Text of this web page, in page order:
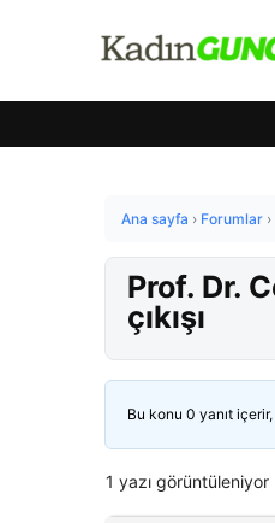
Ana sayfa › Forumlar ›
Prof. Dr.
çıkışı
Bu konu 0 yanıt
1 yazı görüntüleniyor